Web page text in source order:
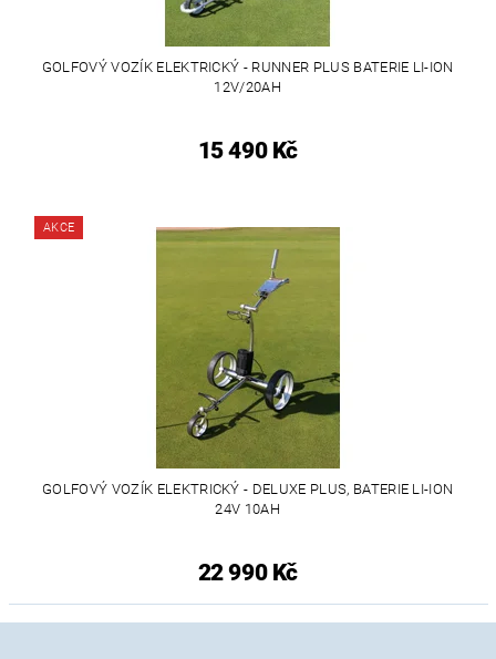
GOLFOVÝ VOZÍK ELEKTRICKÝ - RUNNER PLUS BATERIE LI-ION
12V/20AH
15 490 Kč
AKCE
GOLFOVÝ VOZÍK ELEKTRICKÝ - DELUXE PLUS, BATERIE LI-ION
24V 10AH
22 990 Kč